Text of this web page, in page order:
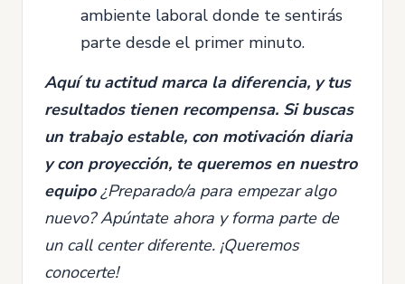
ambiente laboral donde te sentirás
parte desde el primer minuto.
Aquí tu actitud marca la diferencia, y tus
resultados tienen recompensa. Si buscas
un trabajo estable, con motivación diaria
y con proyección, te queremos en nuestro
equipo ¿Preparado/a para empezar algo
nuevo? Apúntate ahora y forma parte de
un call center diferente. ¡Queremos
conocerte!